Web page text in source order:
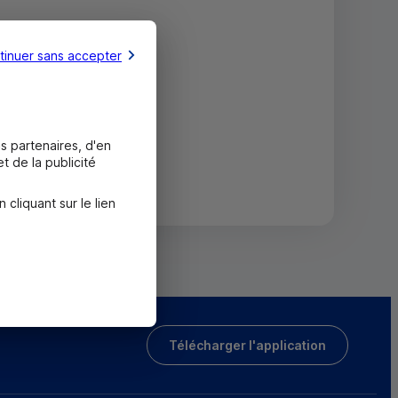
Télécharger l'application
sans accepter
partenaires, d'en
de la publicité
cliquant sur le lien